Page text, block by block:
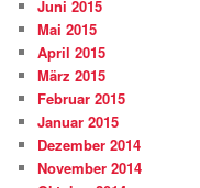
Juni 2015
Mai 2015
April 2015
März 2015
Februar 2015
Januar 2015
Dezember 2014
November 2014